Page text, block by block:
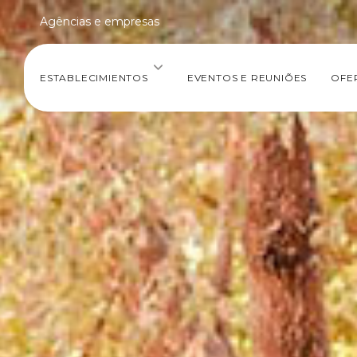
Agências e empresas
ESTABLECIMIENTOS EVENTOS E REUNIÕES